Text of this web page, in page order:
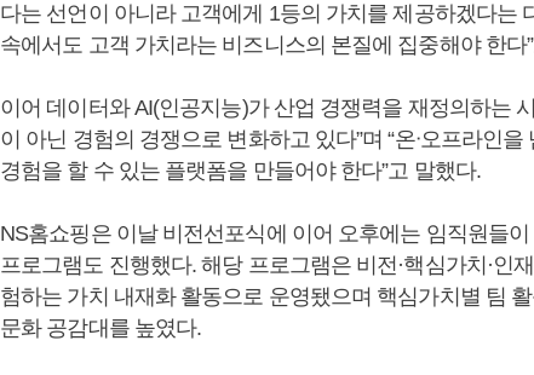
다는 선언이 아니라 고객에게 1등의 가치를 제공하겠다는
속에서도 고객 가치라는 비즈니스의 본질에 집중해야 한다
이어 데이터와 AI(인공지능)가 산업 경쟁력을 재정의하는
이 아닌 경험의 경쟁으로 변화하고 있다”며 “온ᐧ오프라인
경험을 할 수 있는 플랫폼을 만들어야 한다”고 말했다.
NS홈쇼핑은 이날 비전선포식에 이어 오후에는 임직원들이
프로그램도 진행했다. 해당 프로그램은 비전·핵심가치·인
험하는 가치 내재화 활동으로 운영됐으며 핵심가치별 팀
문화 공감대를 높였다.